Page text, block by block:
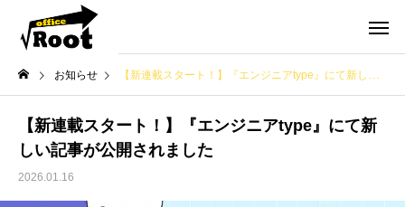
お知らせ 【新連載スタート！】『エンジニアtype』にて新しい記事が公開されました
【新連載スタート！】『エンジニアtype』にて新
しい記事が公開されました
2026.01.16